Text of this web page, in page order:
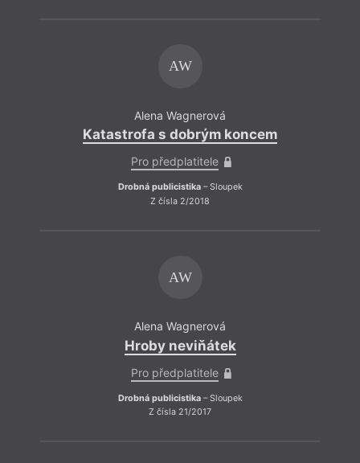
AW
Alena Wagnerová
Katastrofa s dobrým koncem
Pro předplatitele
Drobná publicistika– Sloupek
Z čísla 2/2018
AW
Alena Wagnerová
Hroby neviňátek
Pro předplatitele
Drobná publicistika– Sloupek
Z čísla 21/2017